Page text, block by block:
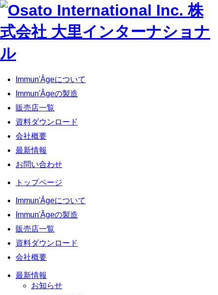
Immun'Âgeについて
Immun'Âgeの製造
販売店一覧
資料ダウンロード
会社概要
最新情報
お問い合わせ
トップページ
Immun'Âgeについて
Immun'Âgeの製造
販売店一覧
資料ダウンロード
会社概要
最新情報
お知らせ